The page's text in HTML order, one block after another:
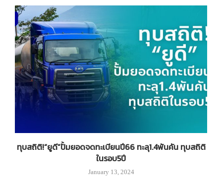
ทุบสถิติ!“ยูดี”ปั้มยอดจดทะเบียนปี66 ทะลุ1.4พันคัน ทุบสถิติ
ในรอบ5ปี
January 13, 2024